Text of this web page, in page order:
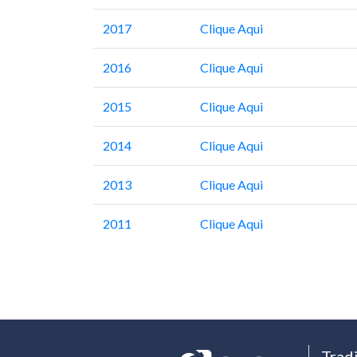
2017 Clique Aqui
2016 Clique Aqui
2015 Clique Aqui
2014 Clique Aqui
2013 Clique Aqui
2011 Clique Aqui